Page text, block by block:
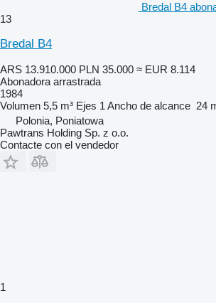
Bredal B4
13
Bredal B4
ARS 13.910.000 PLN 35.000 ≈ EUR 8.114
Abonadora arrastrada
1984
Volumen 5,5 m³ Ejes 1 Ancho de alcance 24
Polonia, Poniatowa
Pawtrans Holding Sp. z o.o.
Contacte con el vendedor
1